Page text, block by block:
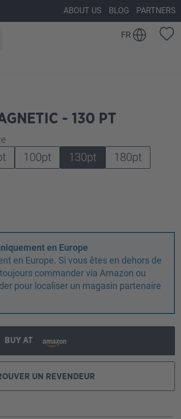
ABOUT US BLOG PARTNERS
FR
- 130 PT
100pt 130pt
180pt
en Europe
en Europe. Si vous êtes en dehors de
commander via Amazon ou
pour localiser un magasin partenaire
BUY AT
UN REVENDEUR